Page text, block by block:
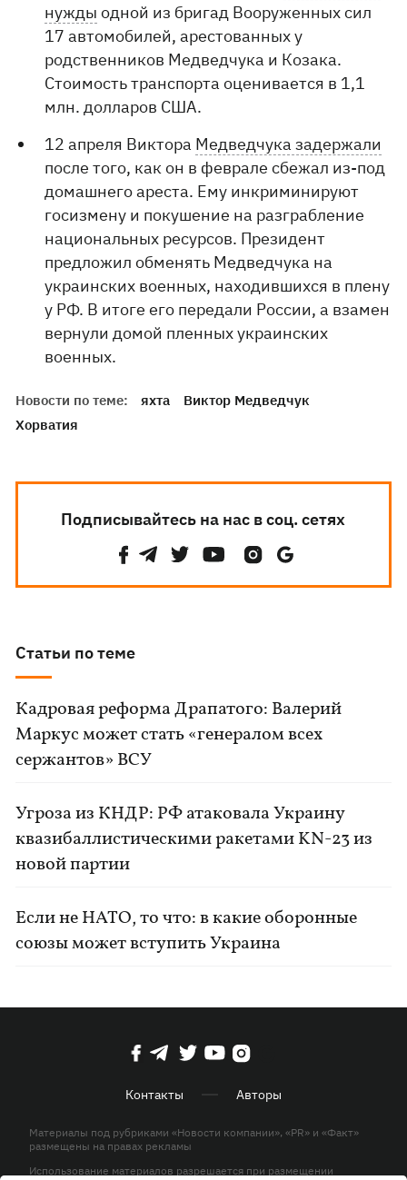
нужды одной из бригад Вооруженных сил
17 автомобилей, арестованных у
родственников Медведчука и Козака.
Стоимость транспорта оценивается в 1,1
млн. долларов США.
12 апреля Виктора Медведчука задержали
после того, как он в феврале сбежал из-под
домашнего ареста. Ему инкриминируют
госизмену и покушение на разграбление
национальных ресурсов. Президент
предложил обменять Медведчука на
украинских военных, находившихся в плену
у РФ. В итоге его передали России, а взамен
вернули домой пленных украинских
военных.
Новости по теме: яхта
Виктор Медведчук
Хорватия
Подписывайтесь на нас в соц. сетях
Статьи по теме
Кадровая реформа Драпатого: Валерий
Маркус может стать «генералом всех
сержантов» ВСУ
Угроза из КНДР: РФ атаковала Украину
квазибаллистическими ракетами KN-23 из
новой партии
Если не НАТО, то что: в какие оборонные
союзы может вступить Украина
Контакты Авторы
Материалы под рубриками «Новости компании», «PR» и «Факт»
размещены на правах рекламы
Использование материалов разрешается при размещении